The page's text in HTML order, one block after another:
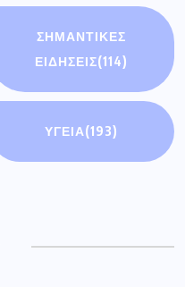
ΣΗΜΑΝΤΙΚΈΣ
ΕΙΔΉΣΕΙΣ(114)
ΥΓΕΙΑ(193)